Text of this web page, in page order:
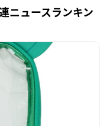
ニュースランキン